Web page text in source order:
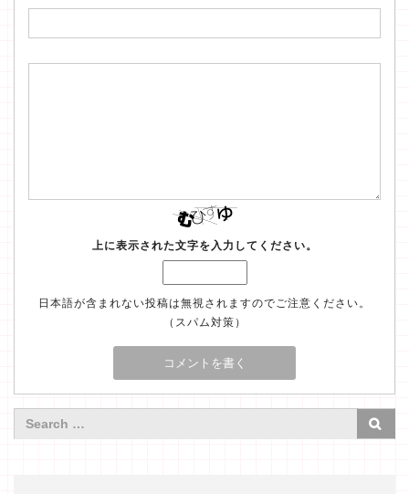
上に表示された文字を入力してください。
日本語が含まれない投稿は無視されますのでご注意ください。
（スパム対策）